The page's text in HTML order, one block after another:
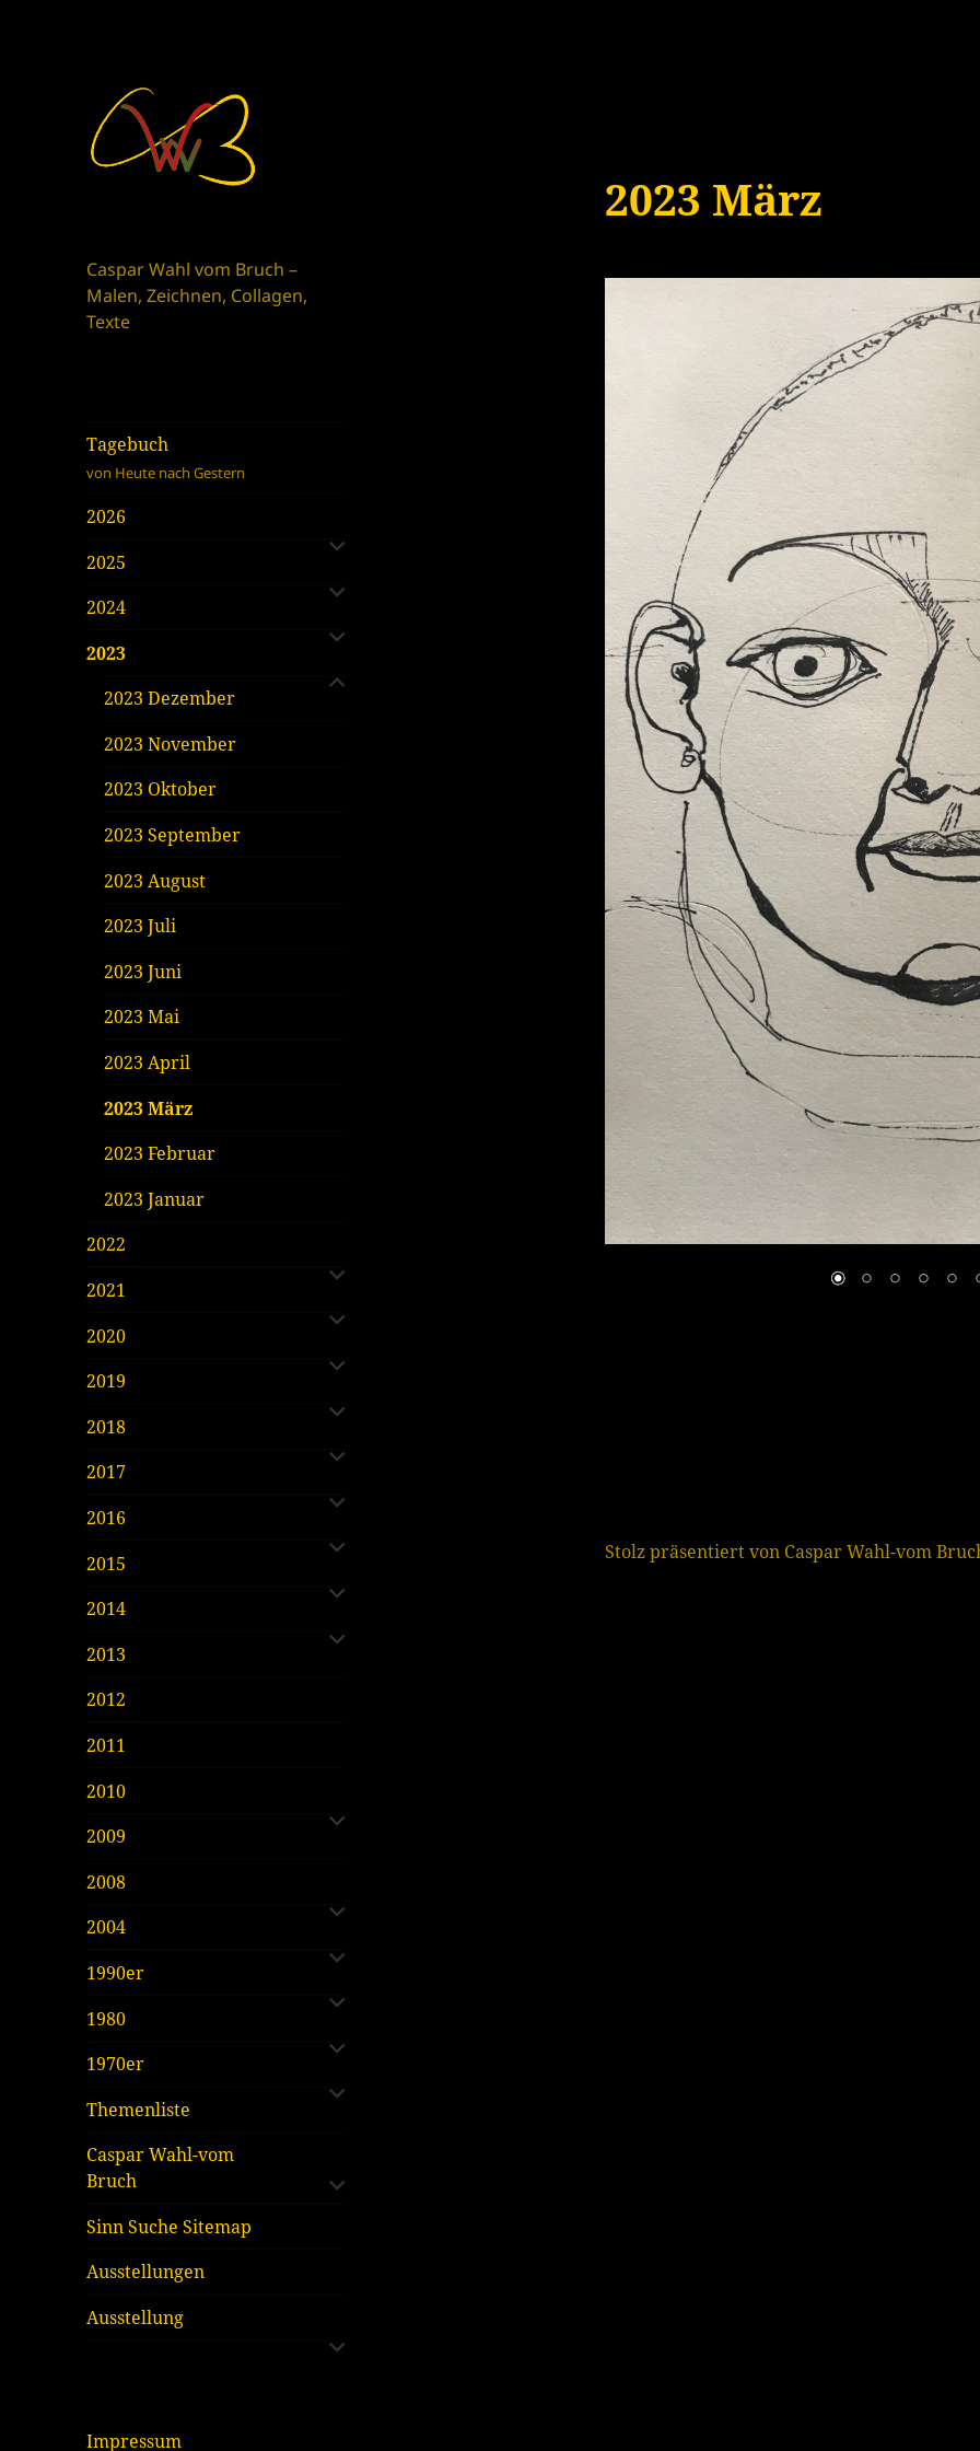
Caspar Wahl vom Bruch –
Malen, Zeichnen, Collagen,
Texte
Tagebuch
von Heute nach Gestern
2026
öffnen
2025
untermenü
öffnen
2024
untermenü
öffnen
2023
untermenü
öffnen
2023 Dezember
2023 November
2023 Oktober
2023 September
2023 August
2023 Juli
2023 Juni
2023 Mai
2023 April
2023 März
2023 Februar
2023 Januar
2022
öffnen
2021
untermenü
öffnen
2020
untermenü
öffnen
2019
untermenü
öffnen
2018
untermenü
öffnen
2017
untermenü
öffnen
2016
untermenü
öffnen
2015
untermenü
öffnen
2014
untermenü
öffnen
2013
2012
2011
2010
öffnen
2009
2008
öffnen
2004
untermenü
öffnen
1990er
untermenü
öffnen
1980
untermenü
öffnen
1970er
untermenü
öffnen
Themenliste
Caspar Wahl-vom
Bruch
öffnen
Sinn Suche Sitemap
Ausstellungen
Ausstellung
öffnen
Impressum
2023 März
Stolz präsentiert von Caspar Wahl-vom